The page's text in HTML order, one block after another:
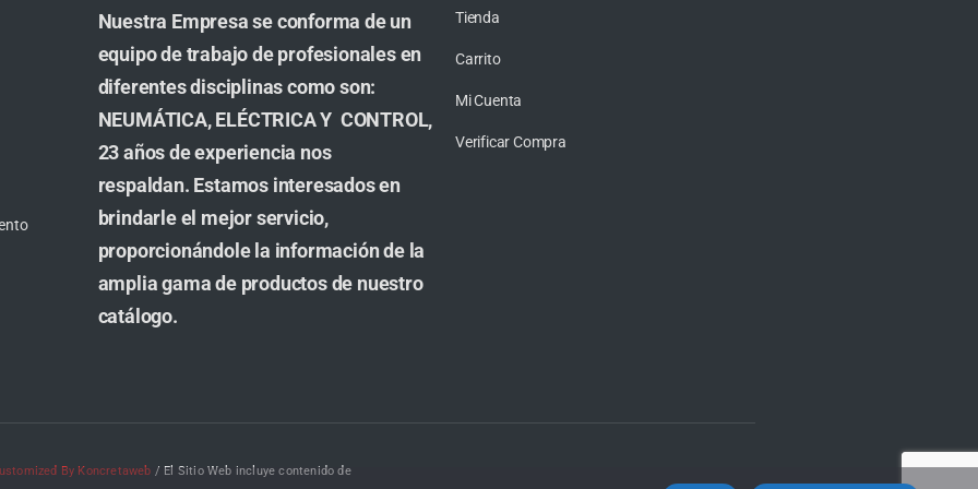
Nuestra Empresa se conforma de un
equipo de trabajo de profesionales en
diferentes disciplinas como son:
NEUMÁTICA, ELÉCTRICA Y CONTROL,
23 años de experiencia nos
respaldan. Estamos interesados en
brindarle el mejor servicio,
proporcionándole la información de la
amplia gama de productos de nuestro
catálogo.
Tienda
Carrito
Mi Cuenta
Verificar Compra
By Koncretaweb / El Sitio Web incluye contenido de